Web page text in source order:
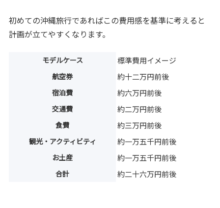
初めての沖縄旅行であればこの費用感を基準に考えると
計画が立てやすくなります。
モデルケース 標準費用イメージ
航空券 約十二万円前後
宿泊費 約六万円前後
交通費 約二万円前後
食費 約三万円前後
観光・アクティビティ 約一万五千円前後
お土産 約一万五千円前後
合計 約二十六万円前後